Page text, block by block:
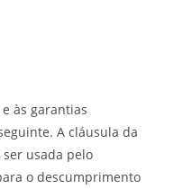
às garantias
A cláusula da
usada pelo
o descumprimento